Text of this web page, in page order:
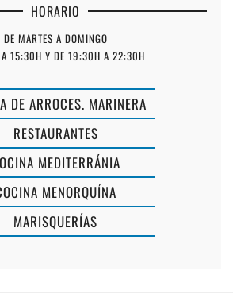
HORARIO
DE MARTES A DOMINGO
15:30H Y DE 19:30H A 22:30H
DE ARROCES. MARINERA
RESTAURANTES
MEDITERRÁNIA
MENORQUÍNA
MARISQUERÍAS